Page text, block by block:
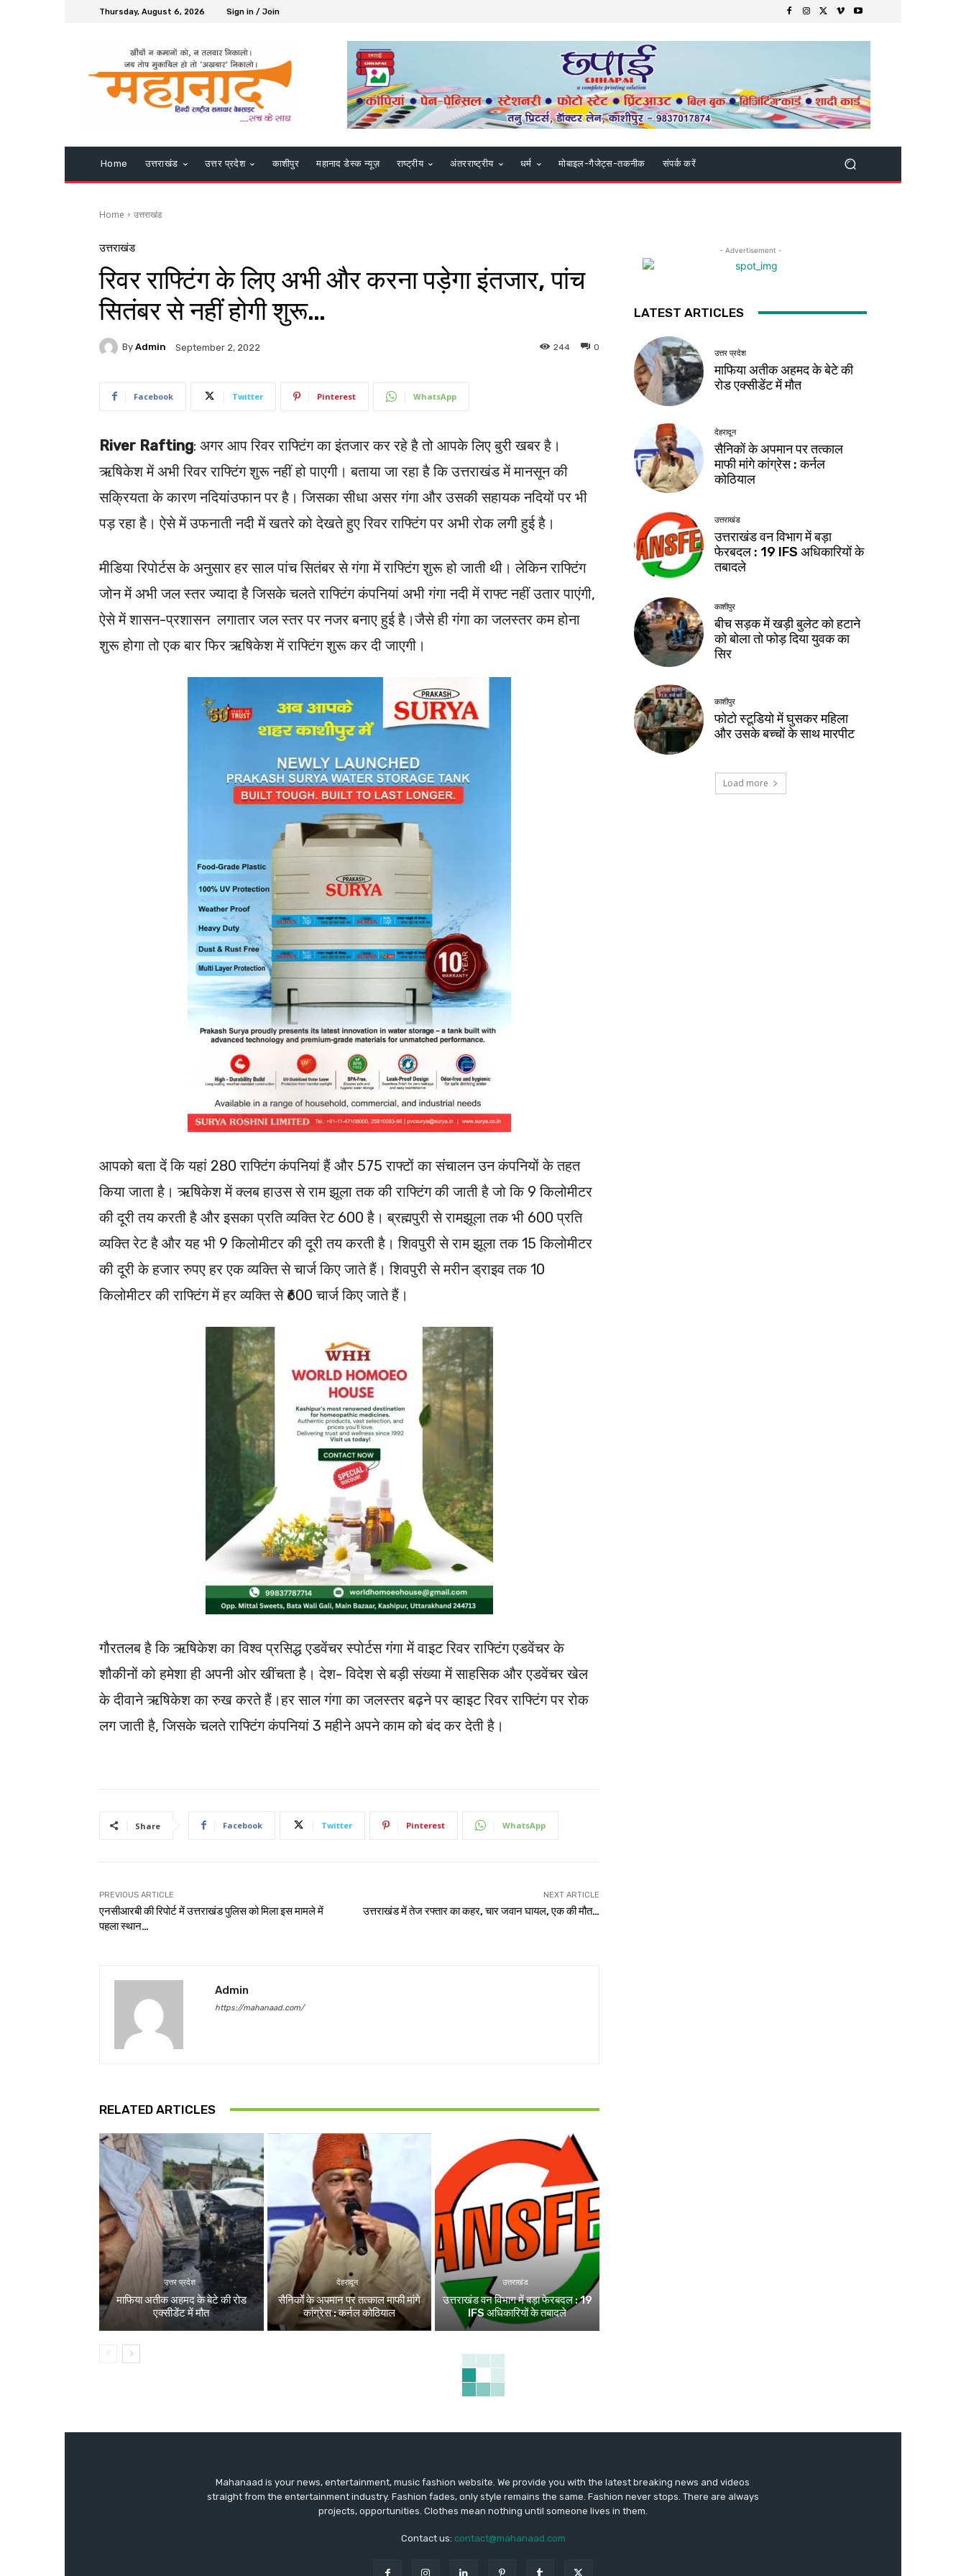
Thursday, August 6, 2026 Sign in / Join
Home उत्तराखंड उत्तर प्रदेश काशीपुर महानाद डेस्क न्यूज़ राष्ट्रीय अंतरराष्ट्रीय धर्म मोबाइल-गैजेट्स-तकनीक संपर्क करें
Home उत्तराखंड
उत्तराखंड
रिवर राफ्टिंग के लिए अभी और करना पड़ेगा इंतजार, पांच
सितंबर से नहीं होगी शुरू…
By Admin September 2, 2022 0
244
Facebook Twitter Pinterest WhatsApp
River Rafting: अगर आप रिवर राफ्टिंग का इंतजार कर रहे है तो आपके लिए बुरी खबर है।
ऋषिकेश में अभी रिवर राफ्टिंग शुरू नहीं हो पाएगी। बताया जा रहा है कि उत्तराखंड में मानसून की
सक्रियता के कारण नदियांउफान पर है। जिसका सीधा असर गंगा और उसकी सहायक नदियों पर भी
पड़ रहा है। ऐसे में उफनाती नदी में खतरे को देखते हुए रिवर राफ्टिंग पर अभी रोक लगी हुई है।
मीडिया रिपोर्टस के अनुसार हर साल पांच सितंबर से गंगा में राफ्टिंग शुरू हो जाती थी। लेकिन राफ्टिंग
जोन में अभी जल स्तर ज्यादा है जिसके चलते राफ्टिंग कंपनियां अभी गंगा नदी में राफ्ट नहीं उतार पाएंगी,
ऐसे में शासन-प्रशासन लगातार जल स्तर पर नजर बनाए हुई है।जैसे ही गंगा का जलस्तर कम होना
शुरू होगा तो एक बार फिर ऋषिकेश में राफ्टिंग शुरू कर दी जाएगी।
आपको बता दें कि यहां 280 राफ्टिंग कंपनियां हैं और 575 राफ्टों का संचालन उन कंपनियों के तहत
किया जाता है। ऋषिकेश में क्लब हाउस से राम झूला तक की राफ्टिंग की जाती है जो कि 9 किलोमीटर
की दूरी तय करती है और इसका प्रति व्यक्ति रेट 600 है। ब्रह्मपुरी से रामझूला तक भी 600 प्रति
व्यक्ति रेट है और यह भी 9 किलोमीटर की दूरी तय करती है। शिवपुरी से राम झूला तक 15 किलोमीटर
की दूरी के हजार रुपए हर एक व्यक्ति से चार्ज किए जाते हैं। शिवपुरी से मरीन ड्राइव तक 10
किलोमीटर की राफ्टिंग में हर व्यक्ति से ₹600 चार्ज किए जाते हैं।
गौरतलब है कि ऋषिकेश का विश्व प्रसिद्ध एडवेंचर स्पोर्टस गंगा में वाइट रिवर राफ्टिंग एडवेंचर के
शौकीनों को हमेशा ही अपनी ओर खींचता है। देश- विदेश से बड़ी संख्या में साहसिक और एडवेंचर खेल
के दीवाने ऋषिकेश का रुख करते हैं।हर साल गंगा का जलस्तर बढ़ने पर व्हाइट रिवर राफ्टिंग पर रोक
लग जाती है, जिसके चलते राफ्टिंग कंपनियां 3 महीने अपने काम को बंद कर देती है।
Share Facebook Twitter Pinterest WhatsApp
PREVIOUS ARTICLE
एनसीआरबी की रिपोर्ट में उत्तराखंड पुलिस को मिला इस मामले में
पहला स्थान…
NEXT ARTICLE
उत्तराखंड में तेज रफ्तार का कहर, चार जवान घायल, एक की मौत…
Admin
https://mahanaad.com/
RELATED ARTICLES
उत्तर प्रदेश
माफिया अतीक अहमद के बेटे की रोड
एक्सीडेंट में मौत
देहरादून
सैनिकों के अपमान पर तत्काल माफी मांगे
कांग्रेस : कर्नल कोठियाल
उत्तराखंड
उत्तराखंड वन विभाग में बड़ा फेरबदल : 19
IFS अधिकारियों के तबादले
- Advertisement -
LATEST ARTICLES
उत्तर प्रदेश
माफिया अतीक अहमद के बेटे की
रोड एक्सीडेंट में मौत
देहरादून
सैनिकों के अपमान पर तत्काल
माफी मांगे कांग्रेस : कर्नल
कोठियाल
उत्तराखंड
उत्तराखंड वन विभाग में बड़ा
फेरबदल : 19 IFS अधिकारियों के
तबादले
काशीपुर
बीच सड़क में खड़ी बुलेट को हटाने
को बोला तो फोड़ दिया युवक का
सिर
काशीपुर
फोटो स्टूडियो में घुसकर महिला
और उसके बच्चों के साथ मारपीट
Load more